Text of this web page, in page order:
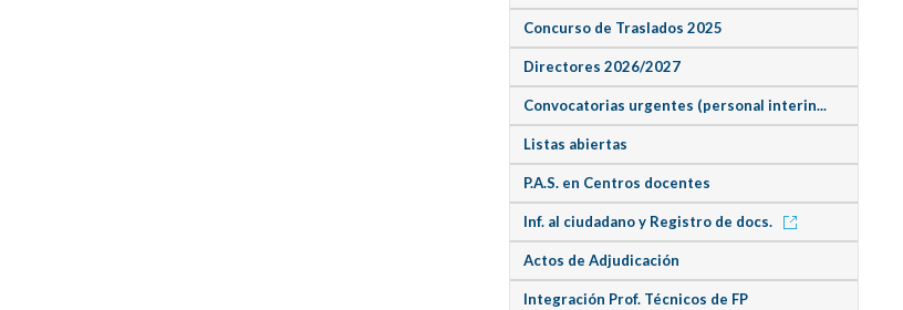
Concurso de Traslados 2025
Directores 2026/2027
Convocatorias urgentes (personal interin...
Listas abiertas
P.A.S. en Centros docentes
Inf. al ciudadano y Registro de docs.
Actos de Adjudicación
Integración Prof. Técnicos de FP